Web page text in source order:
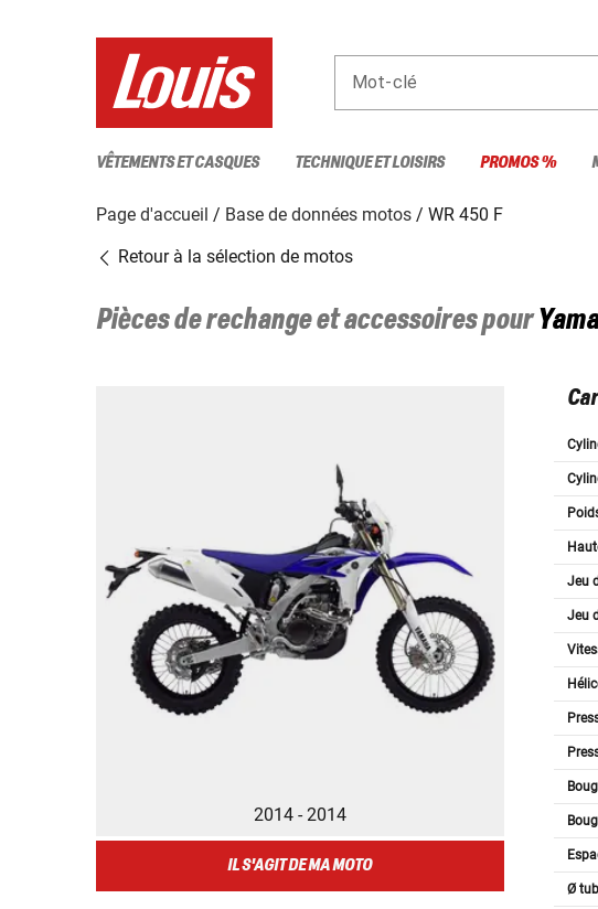
Mot-clé
VÊTEMENTS ET CASQUES TECHNIQUE ET LOISIRS PROMOS %
Page d'accueil Base de données motos
WR 450 F
Retour à la sélection de motos
Pièces de rechange et accessoires pour
2014 - 2014
IL S'AGIT DE MA MOTO
Jeu
Jeu
Ø